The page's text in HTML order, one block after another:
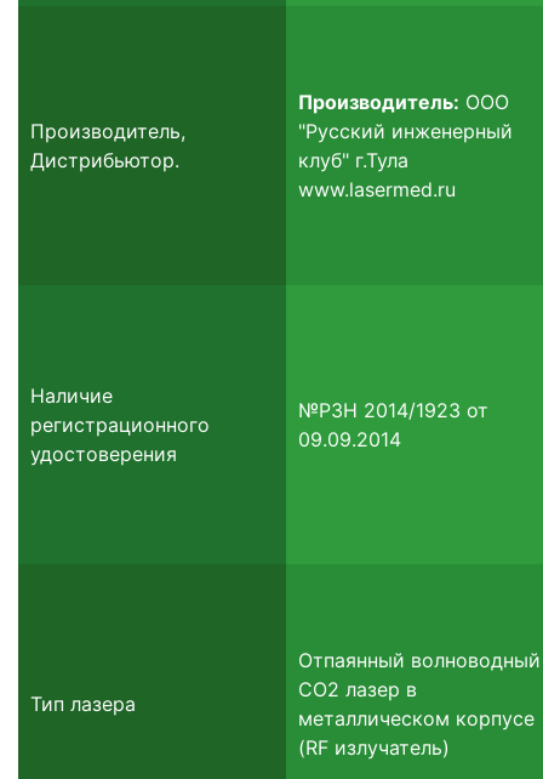
Производитель,
Дистрибьютор.
Производитель: ООО
"Русский инженерный
клуб" г.Тула
www.lasermed.ru
Наличие
регистрационного
удостоверения
№РЗН 2014/1923 от
09.09.2014
Тип лазера
Отпаянный волноводный
СО2 лазер в
металлическом корпусе
(RF излучатель)